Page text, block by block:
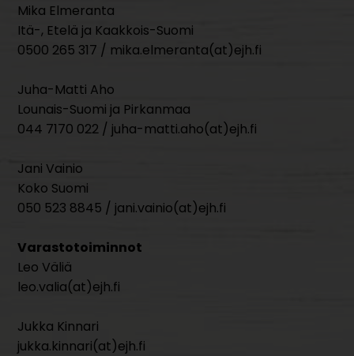
Mika Elmeranta
Itä-, Etelä ja Kaakkois-Suomi
0500 265 317 / mika.elmeranta(at)ejh.fi
Juha-Matti Aho
Lounais-Suomi ja Pirkanmaa
044 7170 022 / juha-matti.aho(at)ejh.fi
Jani Vainio
Koko Suomi
050 523 8845 / jani.vainio(at)ejh.fi
Varastotoiminnot
Leo Väliä
leo.valia(at)ejh.fi
Jukka Kinnari
jukka.kinnari(at)ejh.fi